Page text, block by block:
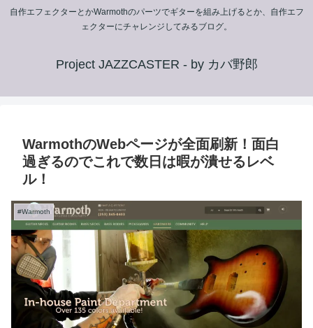
自作エフェクターとかWarmothのパーツでギターを組み上げるとか、自作エフ
ェクターにチャレンジしてみるブログ。
Project JAZZCASTER - by カバ野郎
WarmothのWebページが全面刷新！面白
過ぎるのでこれで数日は暇が潰せるレベ
ル！
#Warmoth